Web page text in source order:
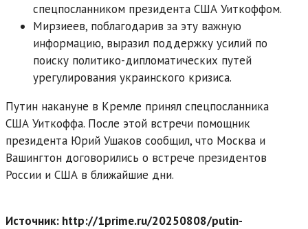
спецпосланником президента США Уиткоффом.
Мирзиеев, поблагодарив за эту важную
информацию, выразил поддержку усилий по
поиску политико-дипломатических путей
урегулирования украинского кризиса.
Путин накануне в Кремле принял спецпосланника
США Уиткоффа. После этой встречи помощник
президента Юрий Ушаков сообщил, что Москва и
Вашингтон договорились о встрече президентов
России и США в ближайшие дни.
Источник: http://1prime.ru/20250808/putin-